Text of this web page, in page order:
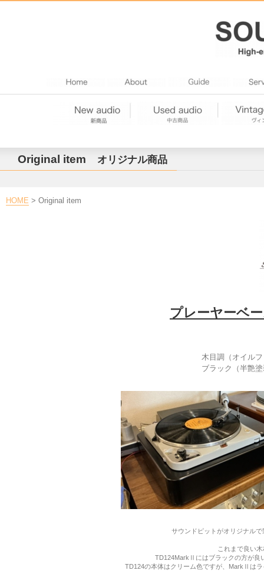
Original item オリジナル商品
HOME > Original item
プレーヤーベ
木目調（オイル
ブラック（半
サウンドピットがオリジナル
これまで良い
TD124MarkⅡにはブラックの方が良
TD124の本体はクリーム色ですが、MarkⅡは